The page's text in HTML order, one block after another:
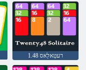
רעטַאלַאס 1.48